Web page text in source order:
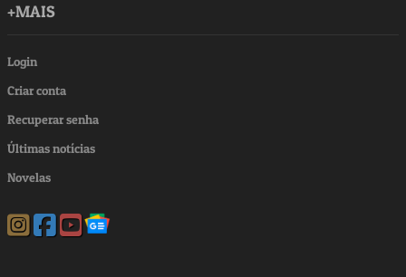
+MAIS
Login
Criar conta
Recuperar senha
Últimas notícias
Novelas